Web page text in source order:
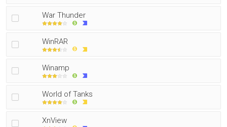
War Thunder
WinRAR
Winamp
World of Tanks
XnView